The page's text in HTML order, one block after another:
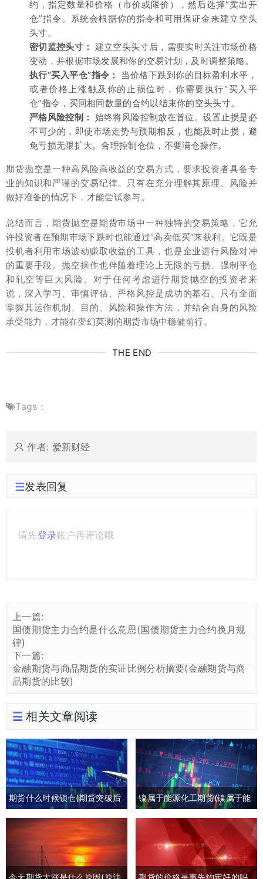
约，指定数量和价格（市价或限价），然后选择“卖出开
仓”指令。系统会根据你的指令和可用保证金来建立空头
头寸。
密切监控头寸： 建立空头头寸后，需要实时关注市场价格
变动，并根据市场发展和你的交易计划，及时调整策略。
执行“买入平仓”指令：
当价格下跌到你的目标盈利水平，
或者价格上涨触及你的止损位时，你需要执行“买入平
仓”指令，买回相同数量的合约以结束你的空头头寸。
严格风险控制： 始终将风险控制放在首位。设置止损是必
不可少的，即使市场走势与预期相反，也能及时止损，避
免亏损无限扩大。合理控制仓位，不要满仓操作。
期货抛空是一种高风险高收益的交易方式，要求投资者具备专
业的知识和严谨的交易纪律。只有在充分理解其原理、风险并
做好准备的情况下，才能尝试参与。
总结而言，期货抛空是期货市场中一种独特的交易策略，它允
许投资者在预期市场下跌时也能通过“高卖低买”来获利。它既是
投机者利用市场波动赚取收益的工具，也是企业进行风险对冲
的重要手段。抛空操作也伴随着理论上无限的亏损、强制平仓
和轧空等巨大风险。对于任何考虑进行期货抛空的投资者来
说，深入学习、审慎评估、严格风控是成功的基石。只有全面
掌握其运作机制、目的、风险和操作方法，并结合自身的风险
承受能力，才能在变幻莫测的期货市场中稳健前行。
THE END
Tags：
作者: 爱新财经
发表回复
请先登录账户再评论哦
上一篇:
国债期货主力合约是什么意思(国债期货主力合约换月规
律)
下一篇:
金融期货与商品期货的实证比例分析摘要(金融期货与商
品期货的比较)
相关文章阅读
期货什么时候锁仓(期货突破后
回撤)
镍属于能源化工期货(镍属于能
源化工期货板块吗)
今天期货大涨是什么原因(原油 期货的价格是事先约定好的吗